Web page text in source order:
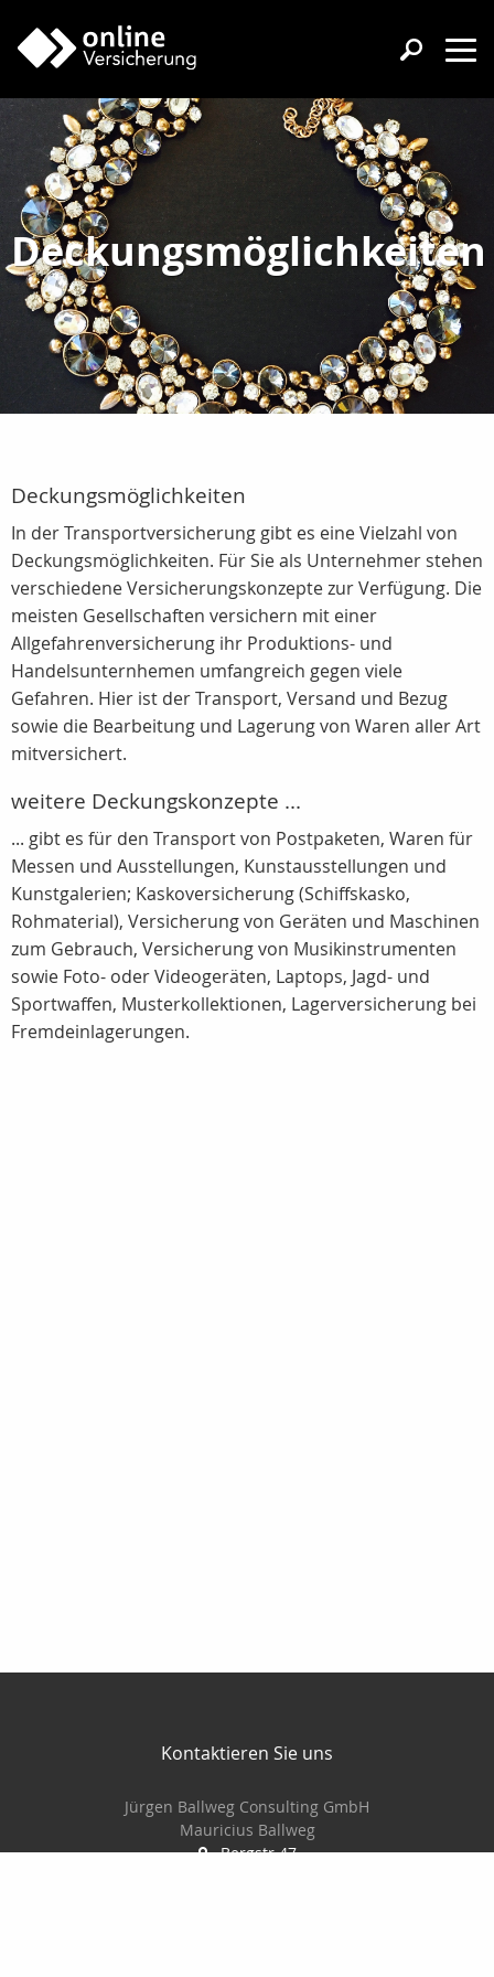
Deckungsmöglichkeiten
Deckungsmöglichkeiten
In der Transportversicherung gibt es eine Vielzahl von
Deckungsmöglichkeiten. Für Sie als Unternehmer stehen
verschiedene Versicherungskonzepte zur Verfügung. Die
meisten Gesellschaften versichern mit einer
Allgefahrenversicherung ihr Produktions- und
Handelsunternhemen umfangreich gegen viele
Gefahren. Hier ist der Transport, Versand und Bezug
sowie die Bearbeitung und Lagerung von Waren aller Art
mitversichert.
weitere Deckungskonzepte ...
... gibt es für den Transport von Postpaketen, Waren für
Messen und Ausstellungen, Kunstausstellungen und
Kunstgalerien; Kaskoversicherung (Schiffskasko,
Rohmaterial), Versicherung von Geräten und Maschinen
zum Gebrauch, Versicherung von Musikinstrumenten
sowie Foto- oder Videogeräten, Laptops, Jagd- und
Sportwaffen, Musterkollektionen, Lagerversicherung bei
Fremdeinlagerungen.
Kontaktieren Sie uns
Jürgen Ballweg Consulting GmbH
Mauricius Ballweg
Bergstr.47